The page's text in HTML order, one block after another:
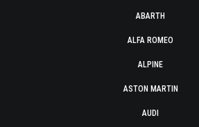
ABARTH
ALFA ROMEO
ALPINE
ASTON MARTIN
AUDI